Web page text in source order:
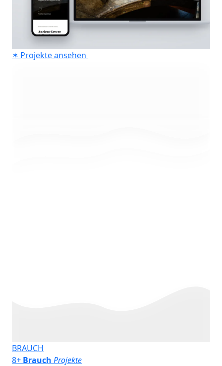
✶ Projekte ansehen
BRAUCH
8+ Brauch Projekte